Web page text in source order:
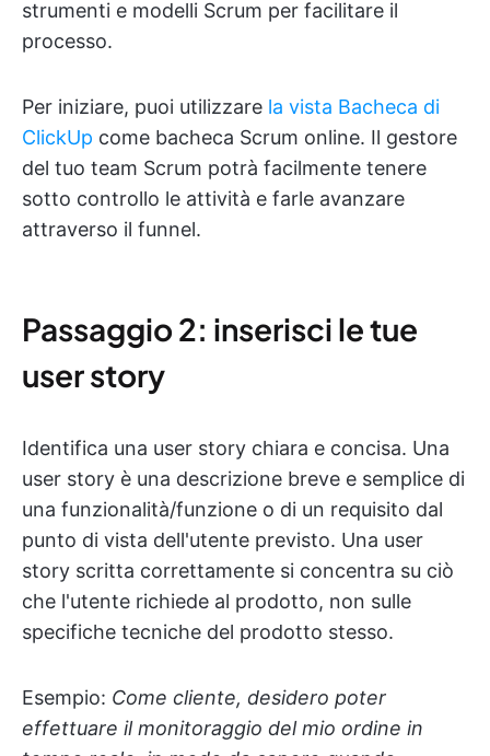
strumenti e modelli Scrum per facilitare il
processo.
Per iniziare, puoi utilizzare la vista Bacheca di
ClickUp come bacheca Scrum online. Il gestore
del tuo team Scrum potrà facilmente tenere
sotto controllo le attività e farle avanzare
attraverso il funnel.
Passaggio 2: inserisci le tue
user story
Identifica una user story chiara e concisa. Una
user story è una descrizione breve e semplice di
una funzionalità/funzione o di un requisito dal
punto di vista dell'utente previsto. Una user
story scritta correttamente si concentra su ciò
che l'utente richiede al prodotto, non sulle
specifiche tecniche del prodotto stesso.
Esempio: Come cliente, desidero poter
effettuare il monitoraggio del mio ordine in